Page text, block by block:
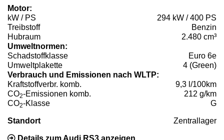
Motor:
kW / PS
294 kW / 400 PS
Treibstoff
Benzin
Hubraum
2.480 cm³
Umweltnormen:
Schadstoffklasse
Euro 6e
Umweltplakette
4 (Green)
Verbrauch und Emissionen nach WLTP:
Kraftstoffverbr. komb.
9,3 l/100km
CO2-Emissionen komb.
212 g/km
CO2-Klasse G
Standort Zentrallager
Details zum Audi RS3 anzeigen